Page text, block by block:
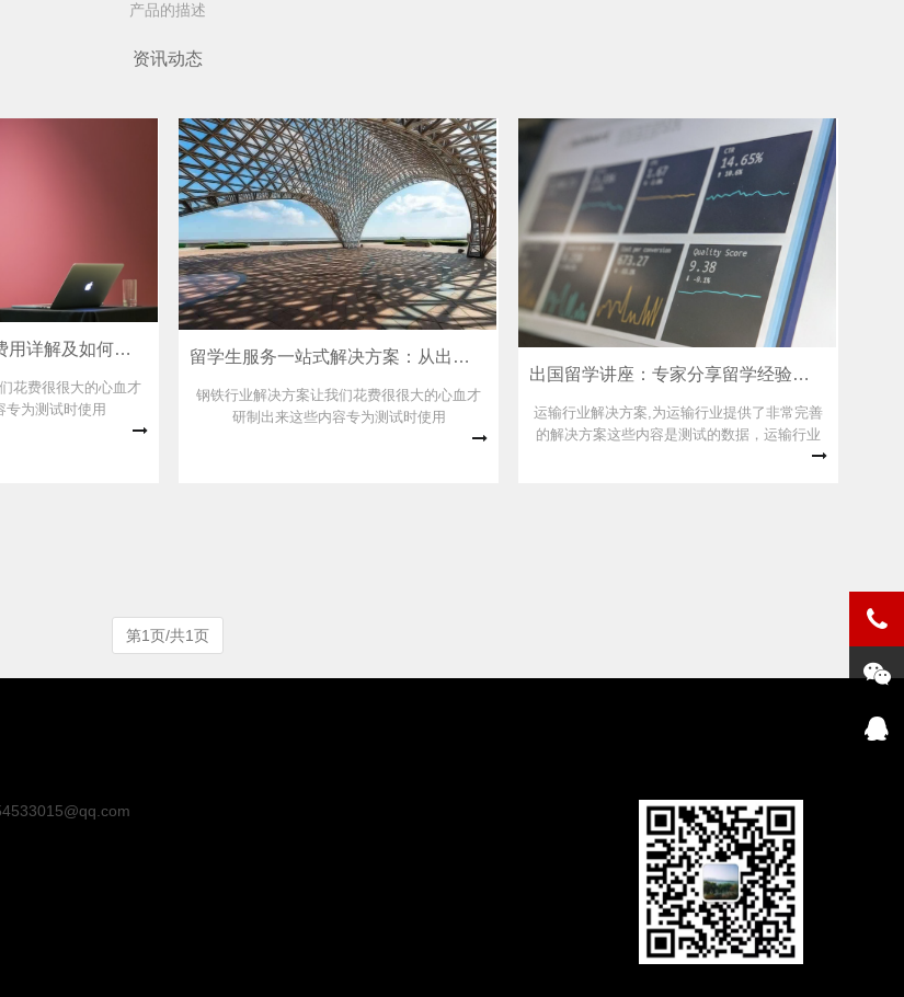
产品的描述
资讯动态
马来西亚留学一年费用详解及如何节省开支
花费很很大的心血才
专为测试时使用
留学生服务一站式解决方案：从出国到归国
钢铁行业解决方案让我们花费很很大的心血才
研制出来这些内容专为测试时使用
出国留学讲座：专家分享留学经验与技巧
运输行业解决方案,为运输行业提供了非常完善
的解决方案这些内容是测试的数据，运输行业
解决方案,为运输行业提供了非常完善的解决方
第1页/共1页